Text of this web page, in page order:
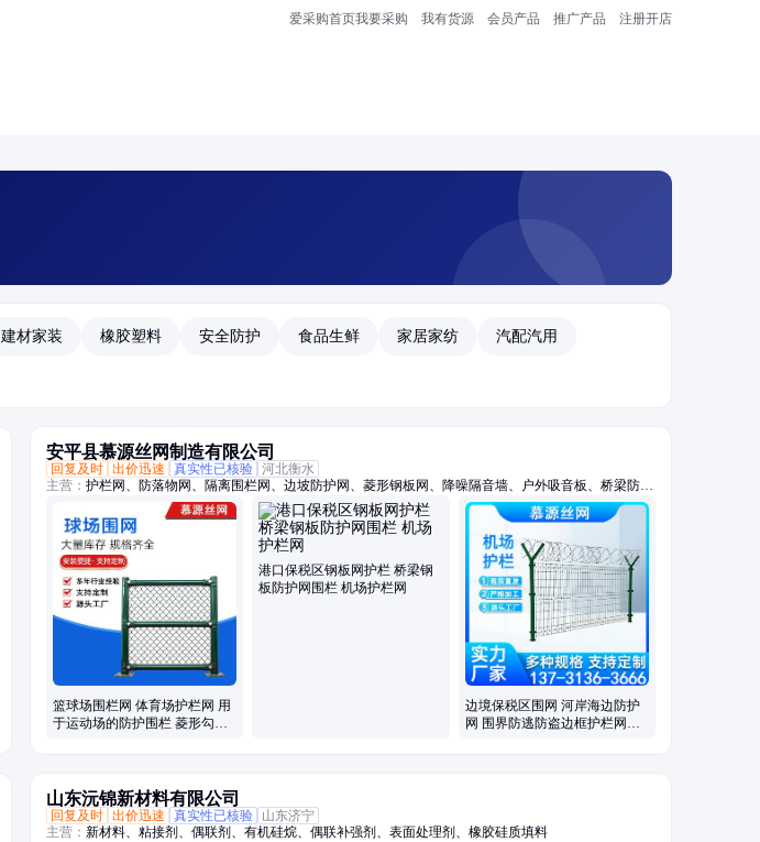
爱采购首页我要采购 我有货源 会员产品 推广产品 注册开店
建材家装 橡胶塑料 安全防护 食品生鲜 家居家纺 汽配汽用
安平县慕源丝网制造有限公司
回复及时 出价迅速 真实性已核验 河北衡水
主营： 护栏网、防落物网、隔离围栏网、边坡防护网、菱形钢板网、降噪隔音墙、户外吸音板、桥梁防护
网、防落物围栏网、篮球场围栏网、柔性钢丝绳网、斜坡防落石网、光伏电站围栏、高架桥梁隔音屏、保
税区围界
篮球场围栏网 体育场护栏网 用
于运动场的防护围栏 菱形勾花
港口保税区钢板网护栏 桥梁钢
板防护网围栏 机场护栏网
边境保税区围网 河岸海边防护
网 围界防逃防盗边框护栏网厂
山东沅锦新材料有限公司
回复及时 出价迅速 真实性已核验
山东济宁
主营： 新材料、粘接剂、偶联剂、有机硅烷、偶联补强剂、表面处理剂、橡胶硅质填料